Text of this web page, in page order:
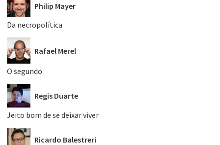
Philip Mayer
Da necropolítica
Rafael Merel
O segundo
Regis Duarte
Jeito bom de se deixar viver
Ricardo Balestreri